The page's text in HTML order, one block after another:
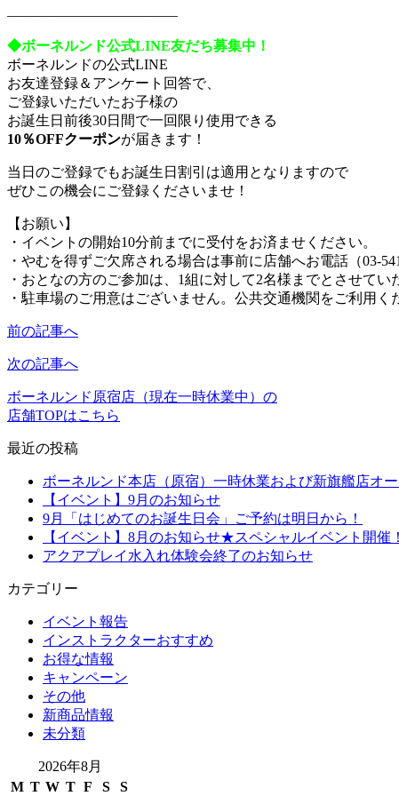
————————————
◆ボーネルンド公式LINE友だち募集中！
ボーネルンドの公式LINE
お友達登録＆アンケート回答で、
ご登録いただいたお子様の
お誕生日前後30日間で一回限り使用できる
10％OFFクーポンが届きます！
当日のご登録でもお誕生日割引は適用となりますので
ぜひこの機会にご登録くださいませ！
【お願い】
・イベントの開始10分前までに受付をお済ませください。
・やむを得ずご欠席される場合は事前に店舗へお電話（03-
・おとなの方のご参加は、1組に対して2名様までとさせてい
・駐車場のご用意はございません。公共交通機関をご利用く
前の記事へ
次の記事へ
ボーネルンド原宿店（現在一時休業中）の
店舗TOPはこちら
最近の投稿
ボーネルンド本店（原宿）一時休業および新旗艦店オ
【イベント】9月のお知らせ
9月「はじめてのお誕生日会」ご予約は明日から！
【イベント】8月のお知らせ★スペシャルイベント開催
アクアプレイ水入れ体験会終了のお知らせ
カテゴリー
イベント報告
インストラクターおすすめ
お得な情報
キャンペーン
その他
新商品情報
未分類
2026年8月
M T W T F S S